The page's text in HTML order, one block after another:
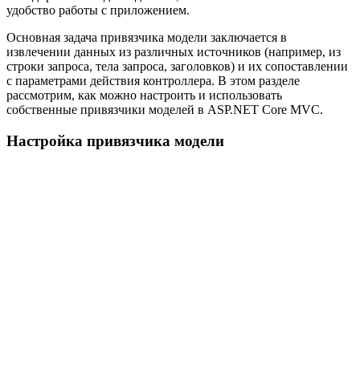
удобство работы с приложением.
Основная задача привязчика модели заключается в
извлечении данных из различных источников (например, из
строки запроса, тела запроса, заголовков) и их сопоставлении
с параметрами действия контроллера. В этом разделе
рассмотрим, как можно настроить и использовать
собственные привязчики моделей в ASP.NET Core MVC.
Настройка привязчика модели